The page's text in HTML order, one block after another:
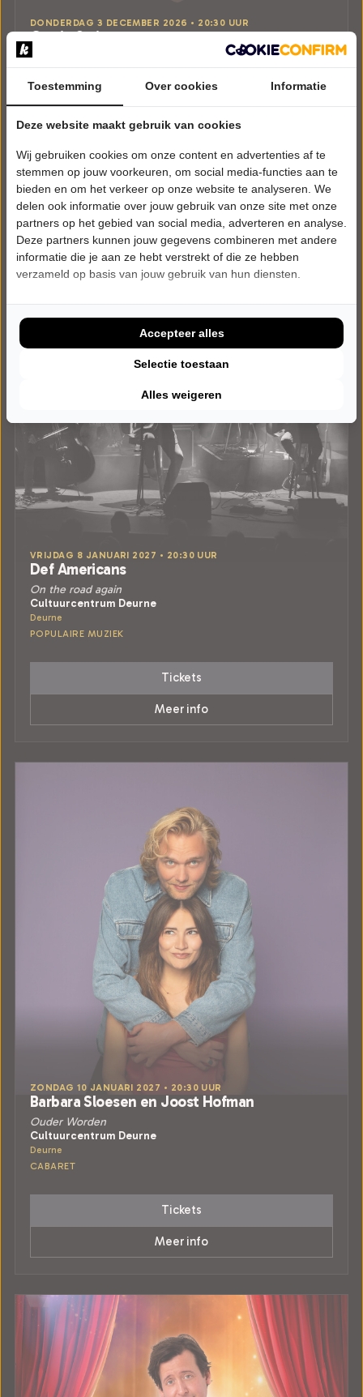
DONDERDAG 3 DECEMBER 2026 • 20:30 UUR
Gerrie Smits
Oudejaarsconference 2026: Klem
Cultuurcentrum Deurne
Deurne
Meer info
VRIJDAG 8 JANUARI 2027 • 20:30 UUR
Def Americans
On the road again
Cultuurcentrum Deurne
Deurne
POPULAIRE MUZIEK
Tickets
Meer info
ZONDAG 10 JANUARI 2027 • 20:30 UUR
Barbara Sloesen en Joost Hofman
Ouder Worden
Cultuurcentrum Deurne
Deurne
CABARET
Tickets
Meer info
Toestemming Over cookies Informatie
Deze website maakt gebruik van cookies
Wij gebruiken cookies om onze content en advertenties af te
stemmen op jouw voorkeuren, om social media-functies aan te
bieden en om het verkeer op onze website te analyseren. We
delen ook informatie over jouw gebruik van onze site met onze
partners op het gebied van social media, adverteren en analyse.
Deze partners kunnen jouw gegevens combineren met andere
informatie die je aan ze hebt verstrekt of die ze hebben
verzameld op basis van jouw gebruik van hun diensten.
Alles weigeren
Selectie toestaan
Accepteer alles